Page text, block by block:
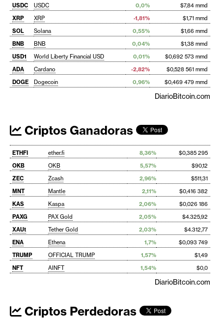
USDC USDC 0,0%
$7,84 mmd
XRP
XRP -1,81%
$1,71 mmd
SOL
Solana 0,55%
$1,66 mmd
BNB
BNB 0,04%
$1,38 mmd
USD1
World Liberty Financial USD 0,01%
$0,692 573 mmd
ADA
Cardano -2,82%
$0,528 561 mmd
DOGE
Dogecoin 0,96% $0,469 479 mmd
DiarioBitcoin.com
Criptos Ganadoras
ETHFI ether.fi 8,36%
$0,385 295
OKB
OKB 5,57%
$90,12
ZEC
Zcash 2,96%
$511,31
MNT
Mantle 2,11%
$0,416 382
KAS
Kaspa 2,06%
$0,026 186
PAXG
PAX Gold 2,05%
$4.325,92
XAUt
Tether Gold 2,03%
$4.312,77
ENA
Ethena 1,7%
$0,093 749
TRUMP
OFFICIAL TRUMP 1,57%
$1,49
NFT
AINFT 1,54% $0,0
DiarioBitcoin.com
Criptos Perdedoras